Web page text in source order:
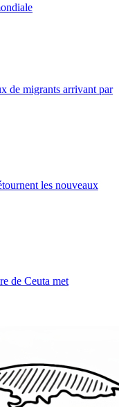
de migrants arrivant par
les nouveaux
de Ceuta met